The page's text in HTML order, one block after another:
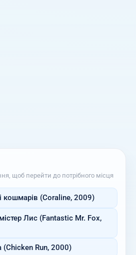
щоб перейти до потрібного місця
кошмарів (Coraline, 2009)
Лис (Fantastic Mr. Fox,
(Chicken Run, 2000)